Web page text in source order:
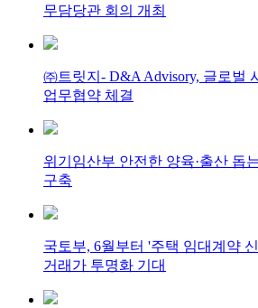
무담당관 회의 개최
㈜트릿지- D&A Advisory, 글로벌
업무협약 체결
위기임산부 안전한 양육·출산 돕
구축
국토부, 6월부터 '주택 임대계약
거래가 투명화 기대